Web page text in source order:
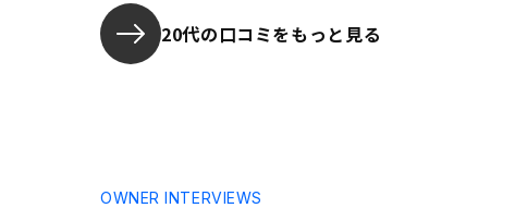
20代の口コミをもっと見る
OWNER INTERVIEWS